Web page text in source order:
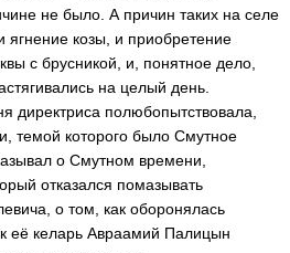
не было. А причин таких на селе
ягнение козы, и приобретение
с брусникой, и, понятное дело,
на целый день.
директриса полюбопытствовала,
темой которого было Смутное
о Смутном времени,
отказался помазывать
о том, как оборонялась
её келарь Авраамий Палицын